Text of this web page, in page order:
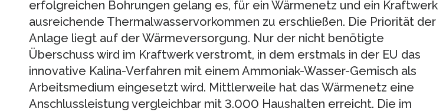
erfolgreichen Bohrungen gelang es, für ein Wärmenetz und ein Kraftwerk
ausreichende Thermalwasservorkommen zu erschließen. Die Priorität der
Anlage liegt auf der Wärmeversorgung. Nur der nicht benötigte
Überschuss wird im Kraftwerk verstromt, in dem erstmals in der EU das
innovative Kalina-Verfahren mit einem Ammoniak-Wasser-Gemisch als
Arbeitsmedium eingesetzt wird. Mittlerweile hat das Wärmenetz eine
Anschlussleistung vergleichbar mit 3.000 Haushalten erreicht. Die im